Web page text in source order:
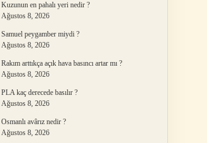
Kuzunun en pahalı yeri nedir ?
Ağustos 8, 2026
Samuel peygamber miydi ?
Ağustos 8, 2026
Rakım arttıkça açık hava basıncı artar mı ?
Ağustos 8, 2026
PLA kaç derecede basılır ?
Ağustos 8, 2026
Osmanlı avârız nedir ?
Ağustos 8, 2026